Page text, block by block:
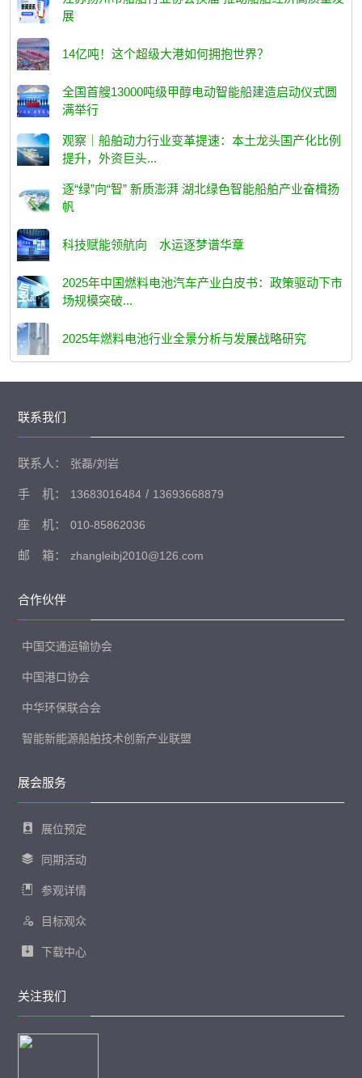
展
14亿吨！这个超级大港如何拥抱世界？
全国首艘13000吨级甲醇电动智能船建造启动仪式圆
满举行
观察｜船舶动力行业变革提速：本土龙头国产化比例
提升，外资巨头...
逐“绿”向“智” 新质澎湃 湖北绿色智能船舶产业奋楫扬
帆
科技赋能领航向 水运逐梦谱华章
2025年中国燃料电池汽车产业白皮书：政策驱动下市
场规模突破...
2025年燃料电池行业全景分析与发展战略研究
联系我们
联系人： 张磊/刘岩
手 机： 13683016484 / 13693668879
座 机： 010-85862036
邮 箱： zhangleibj2010@126.com
合作伙伴
中国交通运输协会
中国港口协会
中华环保联合会
智能新能源船舶技术创新产业联盟
展会服务
展位预定
同期活动
参观详情
目标观众
下载中心
关注我们